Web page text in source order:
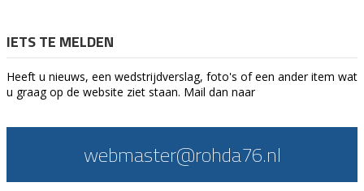
IETS TE MELDEN
Heeft u nieuws, een wedstrijdverslag, foto's of een ander item wat
u graag op de website ziet staan. Mail dan naar
webmaster@rohda76.nl